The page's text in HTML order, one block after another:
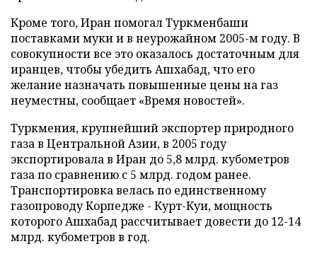
Кроме того, Иран помогал Туркменбаши
поставками муки и в неурожайном 2005-м году. В
совокупности все это оказалось достаточным для
иранцев, чтобы убедить Ашхабад, что его
желание назначать повышенные цены на газ
неуместны, сообщает «Время новостей».
Туркмения, крупнейший экспортер природного
газа в Центральной Азии, в 2005 году
экспортировала в Иран до 5,8 млрд. кубометров
газа по сравнению с 5 млрд. годом ранее.
Транспортировка велась по единственному
газопроводу Корпедже - Курт-Куи, мощность
которого Ашхабад рассчитывает довести до 12-14
млрд. кубометров в год.